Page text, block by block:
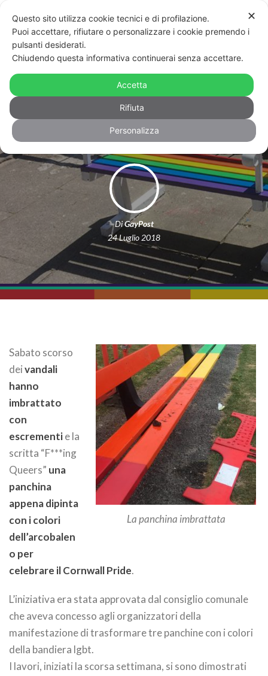
Escrementi e insulti omofobi sulla
panchina arcobaleno in occasione
del Pride
DiGayPost
24 Luglio 2018
La panchina imbrattata
Sabato scorso
deivandali
hanno
imbrattato
con
escrementie la
scritta “F***ing
Queers” una
panchina
appena dipinta
con i colori
dell’arcobalen
o per
celebrare il Cornwall Pride.
L’iniziativa era stata approvata dal consiglio comunale
che aveva concesso agli organizzatori della
manifestazione di trasformare tre panchine con i colori
della bandiera lgbt.
I lavori, iniziati la scorsa settimana, si sono dimostrati
✕
Questo sito utilizza cookie tecnici e di profilazione.
Puoi accettare, rifiutare o personalizzare i cookie premendo i
pulsanti desiderati.
Chiudendo questa informativa continuerai senza accettare.
Accetta
Rifiuta
Personalizza